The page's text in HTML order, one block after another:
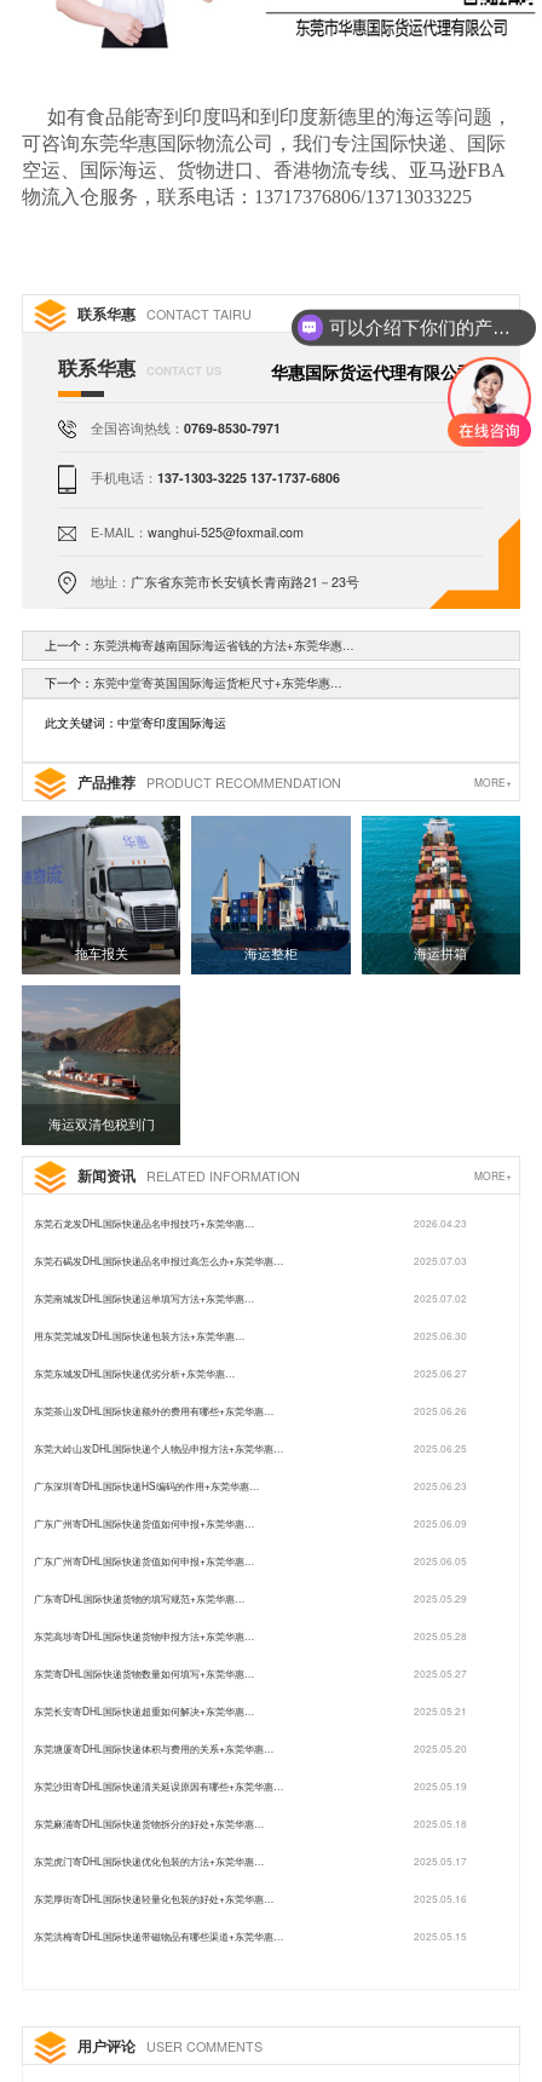
如有食品能寄到印度吗和到印度新德里的海运等问题，
可咨询东莞华惠国际物流公司，我们专注国际快递、国际
空运、国际海运、货物进口、香港物流专线、亚马逊FBA
物流入仓服务，联系电话：13717376806/13713033225
联系华惠 CONTACT TAIRU
联系华惠 CONTACT US 华惠国际货运代理有限公司
全国咨询热线：0769-8530-7971
手机电话：137-1303-3225 137-1737-6806
E-MAIL：wanghui-525@foxmail.com
地址： 广东省东莞市长安镇长青南路21－23号
上一个： 东莞洪梅寄越南国际海运省钱的方法+东莞华惠…
下一个： 东莞中堂寄英国国际海运货柜尺寸+东莞华惠…
此文关键词：中堂寄印度国际海运
产品推荐 PRODUCT RECOMMENDATION MORE+
拖车报关 海运整柜 海运拼箱
海运双清包税到门
新闻资讯 RELATED INFORMATION MORE+
东莞石龙发DHL国际快递品名申报技巧+东莞华惠… 2026.04.23
东莞石碣发DHL国际快递品名申报过高怎么办+东莞华惠… 2025.07.03
东莞南城发DHL国际快递运单填写方法+东莞华惠… 2025.07.02
用东莞莞城发DHL国际快递包装方法+东莞华惠… 2025.06.30
东莞东城发DHL国际快递优劣分析+东莞华惠… 2025.06.27
东莞茶山发DHL国际快递额外的费用有哪些+东莞华惠… 2025.06.26
东莞大岭山发DHL国际快递个人物品申报方法+东莞华惠… 2025.06.25
广东深圳寄DHL国际快递HS编码的作用+东莞华惠… 2025.06.23
广东广州寄DHL国际快递货值如何申报+东莞华惠… 2025.06.09
广东广州寄DHL国际快递货值如何申报+东莞华惠… 2025.06.05
广东寄DHL国际快递货物的填写规范+东莞华惠… 2025.05.29
东莞高埗寄DHL国际快递货物申报方法+东莞华惠… 2025.05.28
东莞寄DHL国际快递货物数量如何填写+东莞华惠… 2025.05.27
东莞长安寄DHL国际快递超重如何解决+东莞华惠… 2025.05.21
东莞塘厦寄DHL国际快递体积与费用的关系+东莞华惠… 2025.05.20
东莞沙田寄DHL国际快递清关延误原因有哪些+东莞华惠… 2025.05.19
东莞麻涌寄DHL国际快递货物拆分的好处+东莞华惠… 2025.05.18
东莞虎门寄DHL国际快递优化包装的方法+东莞华惠… 2025.05.17
东莞厚街寄DHL国际快递轻量化包装的好处+东莞华惠… 2025.05.16
东莞洪梅寄DHL国际快递带磁物品有哪些渠道+东莞华惠… 2025.05.15
用户评论 USER COMMENTS
可以介绍下你们的产品么